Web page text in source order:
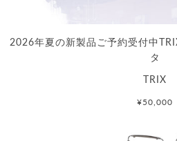
2026年夏の新製品ご予約受付中
タ
TRIX
¥50,000